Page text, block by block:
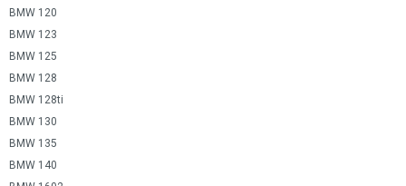
BMW 120
BMW 123
BMW 125
BMW 128
BMW 128ti
BMW 130
BMW 135
BMW 140